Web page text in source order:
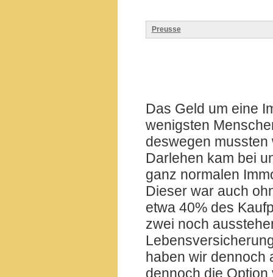
Preusse
Das Geld um eine
wenigsten
deswegen
Darlehen kam bei
ganz normalen
Dieser war auch
etwa 40% des
zwei noch
haben wir dennoch
dennoch die